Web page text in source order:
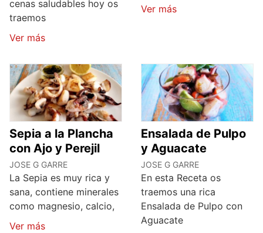
cenas saludables hoy os
traemos
Ver más
Ver más
Sepia a la Plancha
con Ajo y Perejil
JOSE G GARRE
La Sepia es muy rica y
sana, contiene minerales
como magnesio, calcio,
Ver más
Ensalada de Pulpo
y Aguacate
JOSE G GARRE
En esta Receta os
traemos una rica
Ensalada de Pulpo con
Aguacate